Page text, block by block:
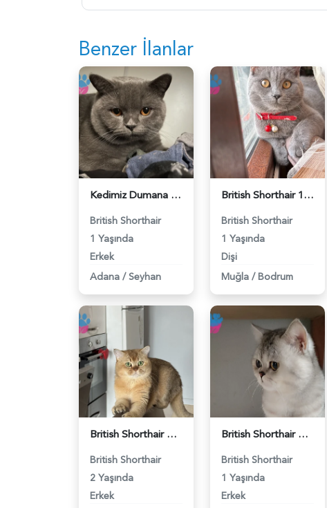
Benzer İlanlar
Kedimiz Dumana Dişi Eş arıyoruz - 118984658
British Shorthair
1 Yaşında
Erkek
Adana / Seyhan
British Shorthair 1 Yaşında Eş Arıyor - 118984662
British Shorthair
1 Yaşında
Dişi
Muğla / Bodrum
British Shorthair Erkek Kızgınlıkta - 118984651
British Shorthair
2 Yaşında
Erkek
British Shorthair Duma Eş Arıyorum - 118984650
British Shorthair
1 Yaşında
Erkek